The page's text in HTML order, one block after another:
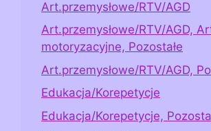
Art.przemysłowe/RTV/AGD
Art.przemysłowe/RTV/AGD,
motoryzacyjne, Pozostałe
Art.przemysłowe/RTV/AGD,
Edukacja/Korepetycje
Edukacja/Korepetycje,